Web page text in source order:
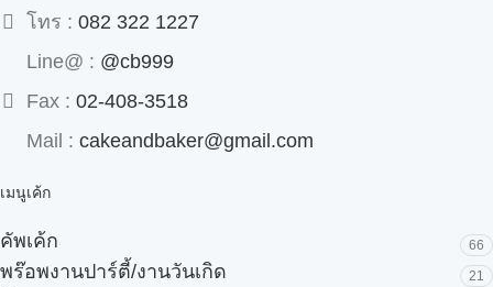
โทร : 082 322 1227
Line@ : @cb999
Fax : 02-408-3518
Mail : cakeandbaker@gmail.com
เมนูเค้ก
คัพเค้ก 66
พร๊อพงานปาร์ตี้/งานวันเกิด 21